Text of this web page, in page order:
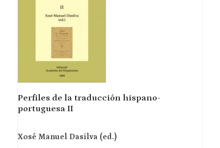
Perfiles de la traducción hispano-
portuguesa II
Xosé Manuel Dasilva (ed.)